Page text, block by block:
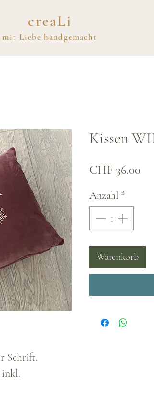
creaLi
mit Liebehandgemacht
Schrift.
inkl.
Kissen
CHF 36.00
Anzahl *
Warenkorb